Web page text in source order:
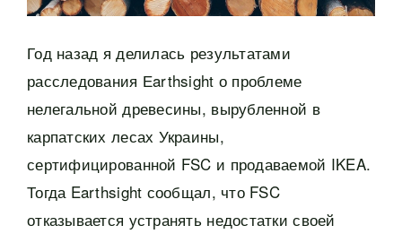
Год назад я делилась результатами
расследования Еarthsight о проблеме
нелегальной древесины, вырубленной в
карпатских лесах Украины,
сертифицированной FSC и продаваемой IKEA.
Тогда Earthsight сообщал, что FSC
отказывается устранять недостатки своей